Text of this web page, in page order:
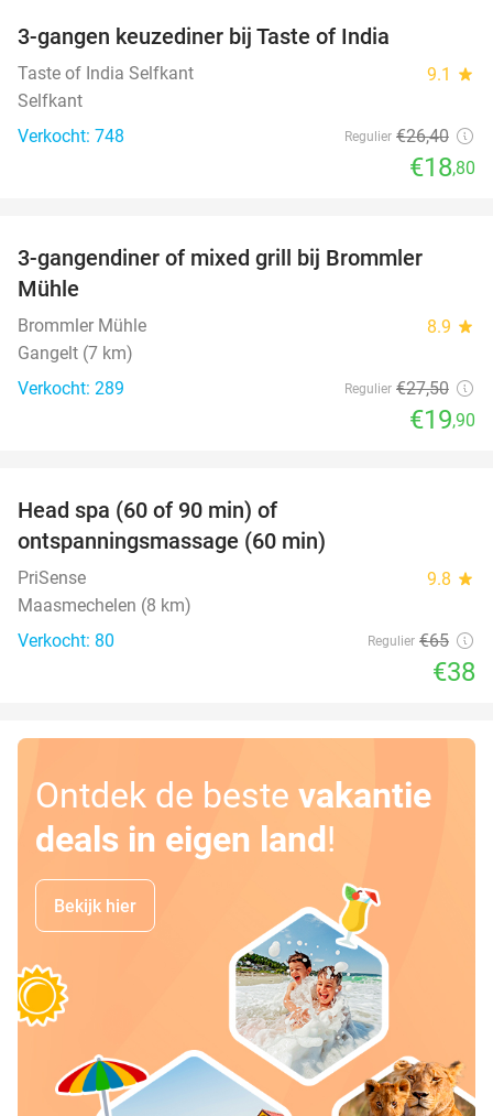
3-gangen keuzediner bij Taste of India
Taste of India Selfkant 9.1 star
Selfkant
Verkocht: 748
Regulier €26,40
€18,80
3-gangendiner of mixed grill bij Brommler
Mühle
Brommler Mühle 8.9 star
Gangelt (7 km)
Verkocht: 289
Regulier €27,50
€19,90
Head spa (60 of 90 min) of
ontspanningsmassage (60 min)
PriSense 9.8 star
Maasmechelen (8 km)
Verkocht: 80
Regulier €65
€38
Ontdek de beste vakantie
deals in eigen land!
Bekijk hier